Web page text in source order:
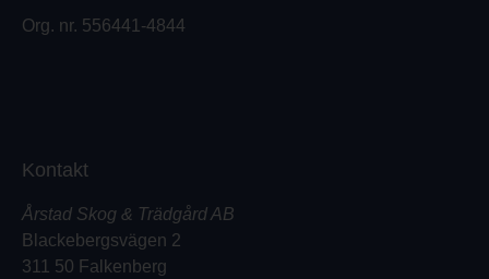
Org. nr. 556441-4844
Kontakt
Årstad Skog & Trädgård AB
Blackebergsvägen 2
311 50 Falkenberg